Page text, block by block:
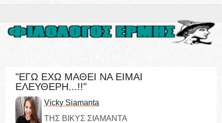
"ΕΓΩ ΕΧΩ ΜΑΘΕΙ ΝΑ ΕΙΜΑΙ
ΕΛΕΥΘΕΡΗ...!!"
Vicky Siamanta
ΤΗΣ ΒΙΚΥΣ ΣΙΑΜΑΝΤΑ